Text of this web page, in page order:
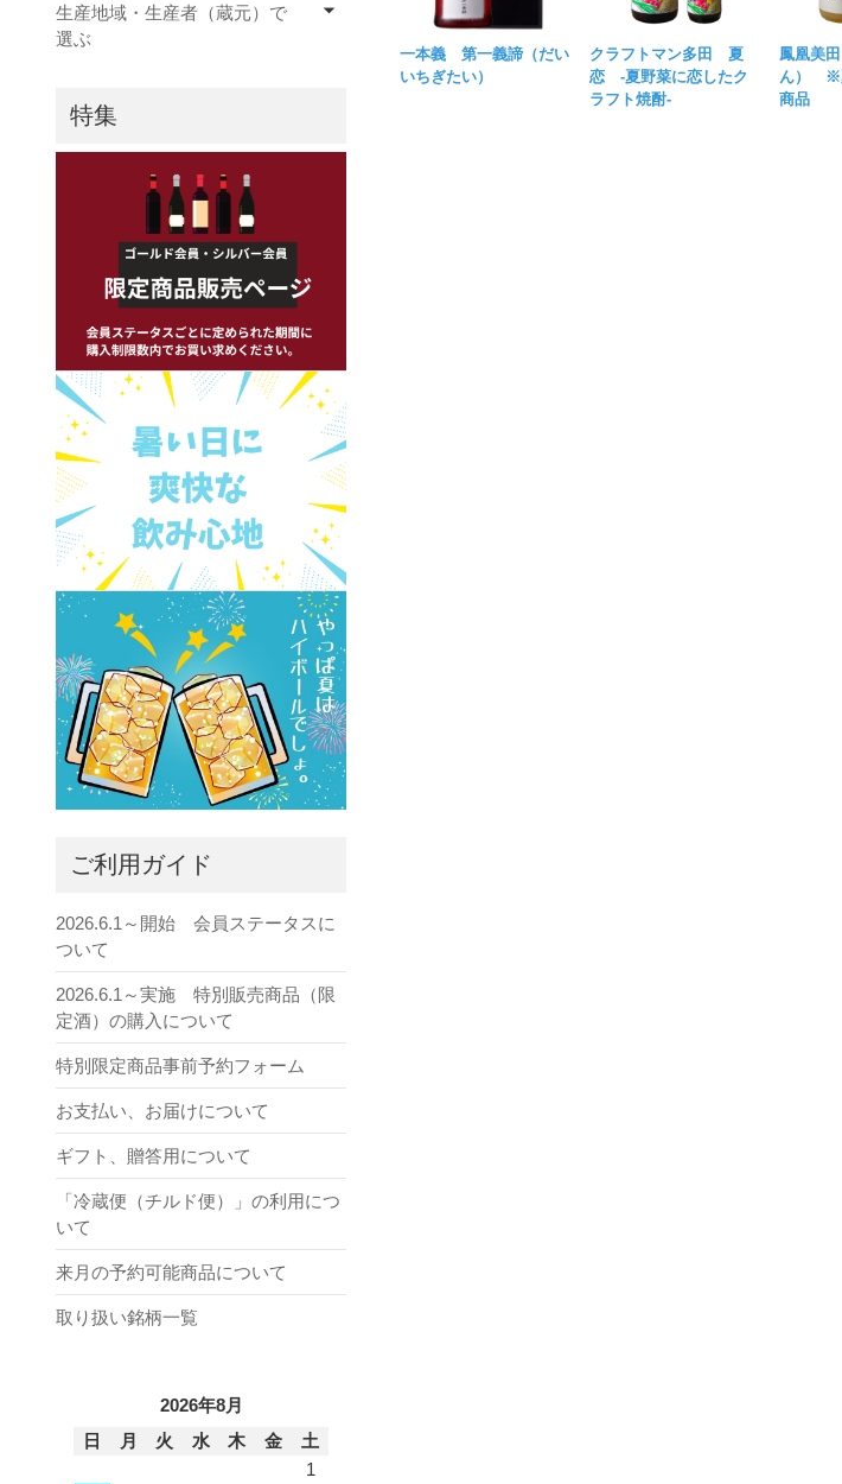
一本義 第一義諦（だい
いちぎたい）
クラフトマン多田 夏
恋 -夏野菜に恋したク
ラフト焼酎-
鳳凰美
ん） ※
商品
生産地域・生産者（蔵元）で
選ぶ
特集
ご利用ガイド
2026.6.1～開始 会員ステータスに
ついて
2026.6.1～実施 特別販売商品（限
定酒）の購入について
特別限定商品事前予約フォーム
お支払い、お届けについて
ギフト、贈答用について
「冷蔵便（チルド便）」の利用につ
いて
来月の予約可能商品について
取り扱い銘柄一覧
2026年8月
日
月 火 水 木 金
土
1